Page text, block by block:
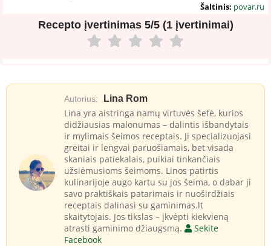
Šaltinis: povar.ru
Recepto įvertinimas 5/5 (1 įvertinimai)
Autorius: Lina Rom
Lina yra aistringa namų virtuvės šefė, kurios
didžiausias malonumas – dalintis išbandytais
ir mylimais šeimos receptais. Ji specializuojasi
greitai ir lengvai paruošiamais, bet visada
skaniais patiekalais, puikiai tinkančiais
užsiėmusioms šeimoms. Linos patirtis
kulinarijoje augo kartu su jos šeima, o dabar ji
savo praktiškais patarimais ir nuoširdžiais
receptais dalinasi su gaminimas.lt
skaitytojais. Jos tikslas – įkvėpti kiekvieną
atrasti gaminimo džiaugsmą.
Sekite
Facebook